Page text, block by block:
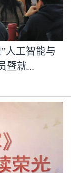
人工智能与
暨就...